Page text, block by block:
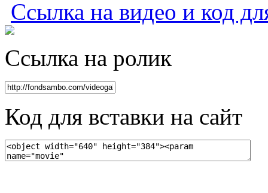
Ссылка на видео и код
Ссылка на ролик
Код для вставки на сайт